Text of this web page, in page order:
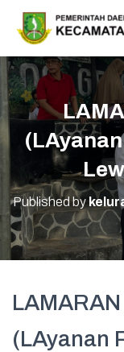
Published by
(LAyanan